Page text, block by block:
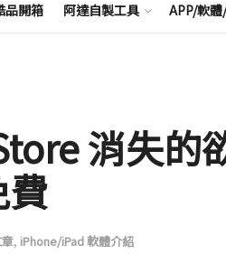
品開箱 阿達自製工具 APP/軟
消失的
, iPhone/iPad 軟體介紹